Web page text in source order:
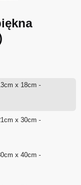
x 18cm -
x 30cm -
x 40cm -